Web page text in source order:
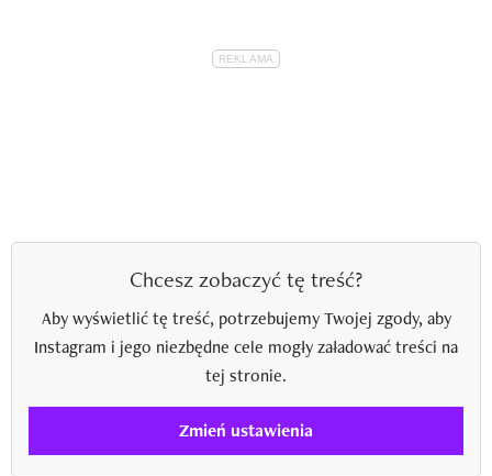
Chcesz zobaczyć tę treść?
Aby wyświetlić tę treść, potrzebujemy Twojej zgody, aby
Instagram i jego niezbędne cele mogły załadować treści na
tej stronie.
Zmień ustawienia